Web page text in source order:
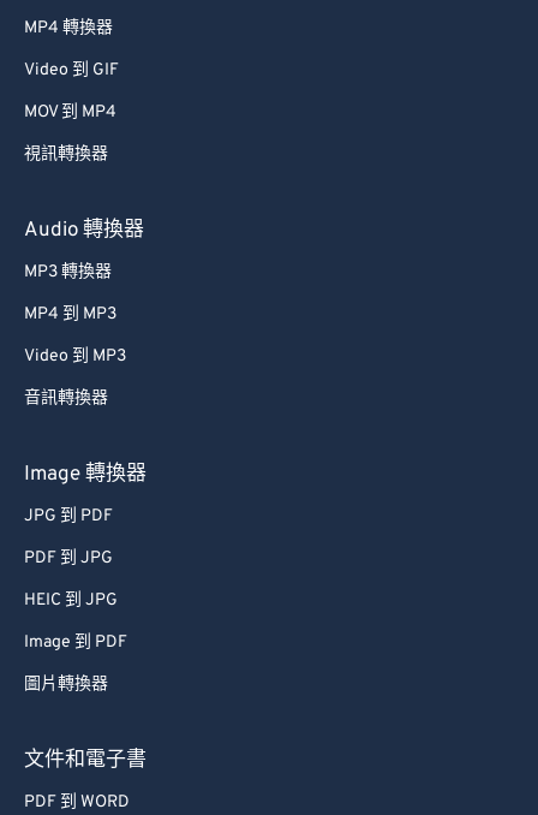
MP4 轉換器
Video 到 GIF
MOV 到 MP4
視訊轉換器
Audio 轉換器
MP3 轉換器
MP4 到 MP3
Video 到 MP3
音訊轉換器
Image 轉換器
JPG 到 PDF
PDF 到 JPG
HEIC 到 JPG
Image 到 PDF
圖片轉換器
文件和電子書
PDF 到 WORD